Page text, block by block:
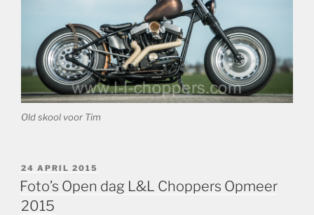
Old skool voor Tim
GEPLAATST
OP
24 APRIL 2015
Foto’s Open dag L&L Choppers Opmeer
2015